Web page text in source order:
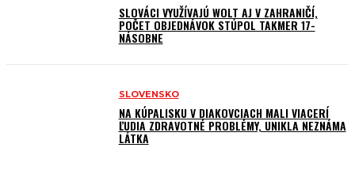
SLOVÁCI VYUŽÍVAJÚ WOLT AJ V ZAHRANIČÍ,
POČET OBJEDNÁVOK STÚPOL TAKMER 17-
NÁSOBNE
SLOVENSKO
NA KÚPALISKU V DIAKOVCIACH MALI VIACERÍ
ĽUDIA ZDRAVOTNÉ PROBLÉMY, UNIKLA NEZNÁMA
LÁTKA